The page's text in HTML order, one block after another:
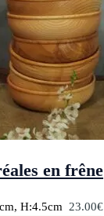
en frêne
H:4.5cm23.00€